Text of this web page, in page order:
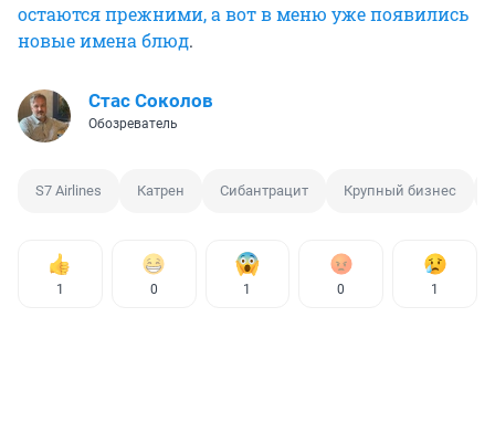
остаются прежними, а вот в меню уже появились
новые имена блюд.
Стас Соколов
Обозреватель
S7 Airlines Катрен Сибантрацит Крупный бизнес
1 0 1 0 1